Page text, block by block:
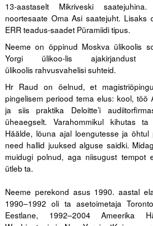
ICC komisjonid
Digiraamatukogu
Juhendid ja väljaanded
Videod
Kontakt
Liitu meililistiga
Oskusteave
Incoterms® 2020
Abimaterjalid
Projektid
13-aastaselt Mikriveski
noortesaate Oma Asi saatejuht. Lisaks
ERR teadus-saadet Püramiidi tipus.
Neeme on õppinud Moskva ülikoolis
Yorgi ülikoo-lis ajakirjandust
ülikoolis rahvusvahelisi suhteid.
Hr Raud on öelnud, et
pingelisem periood tema elus: kool, töö
ja siis praktika Deloitte’i
üheaegselt. Varahommikul kihutas
Häälde, lõuna ajal loengutesse ja õhtul
need hallid juuksed alguse saidki.
muidugi polnud, aga niisugust tempot
ütleb ta.
Neeme perekond asus 1990. aastal
1990–1992 oli ta asetoimetaja
Eestlane, 1992–2004 Ameerika